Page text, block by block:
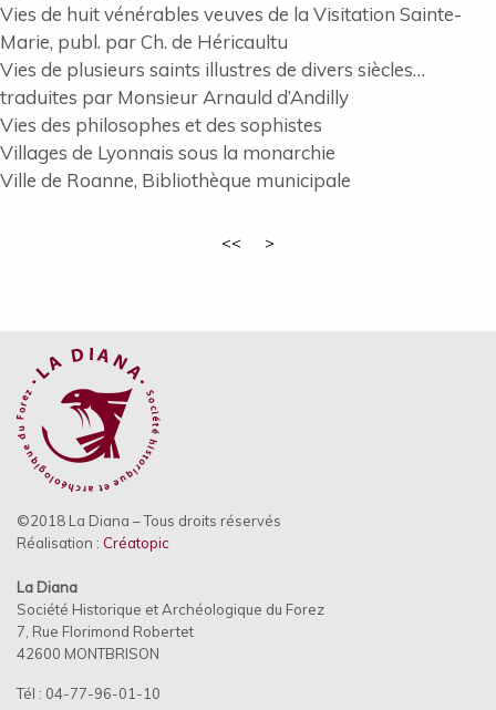
Vies de huit vénérables veuves de la Visitation Sainte-
Marie, publ. par Ch. de Héricaultu
Vies de plusieurs saints illustres de divers siècles…
traduites par Monsieur Arnauld d’Andilly
Vies des philosophes et des sophistes
Villages de Lyonnais sous la monarchie
Ville de Roanne, Bibliothèque municipale
<< >
©2018 La Diana – Tous droits réservés
Réalisation : Créatopic
La Diana
Société Historique et Archéologique du Forez
7, Rue Florimond Robertet
42600 MONTBRISON
Tél : 04-77-96-01-10